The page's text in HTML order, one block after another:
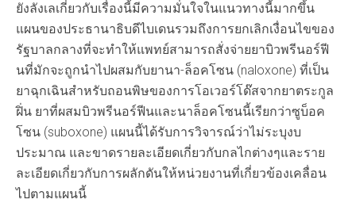
ยังลังเลเกี่ยวกับเรื่องนี้มีความมั่นใจในแนวทางนี้มากขึ้น
แผนของประธานาธิบดีไบเดนรวมถึงการยกเลิกเงื่อนไขของ
รัฐบาลกลางที่จะทำให้แพทย์สามารถสั่งจ่ายยาบิวพรีนอร์ฟี
นที่มักจะถูกนำไปผสมกับยานา-ล็อคโซน (naloxone) ที่เป็น
ยาฉุกเฉินสำหรับถอนพิษของการโอเวอร์โด๊สจากยาตระกูล
ฝิ่น ยาที่ผสมบิวพรีนอร์ฟีนและนาล็อคโซนนี้เรียกว่าซูบ็อค
โซน (suboxone) แผนนี้ได้รับการวิจารณ์ว่าไม่ระบุงบ
ประมาณ และขาดรายละเอียดเกี่ยวกับกลไกต่างๆและราย
ละเอียดเกี่ยวกับการผลักดันให้หน่วยงานที่เกี่ยวข้องเคลื่อน
ไปตามแผนนี้